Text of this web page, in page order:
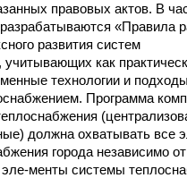
правовых актов. В
«Правила
развития систем
как
технологии и
Программа
должна охватывать все
города независимо
эле-менты системы